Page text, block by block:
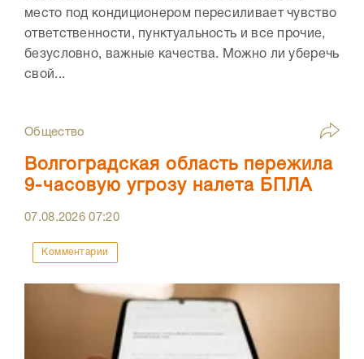
место под кондиционером пересиливает чувство
ответственности, пунктуальность и все прочие,
безусловно, важные качества. Можно ли уберечь
свой...
Общество
Волгоградская область пережила
9-часовую угрозу налета БПЛА
07.08.202607:20
Комментарии